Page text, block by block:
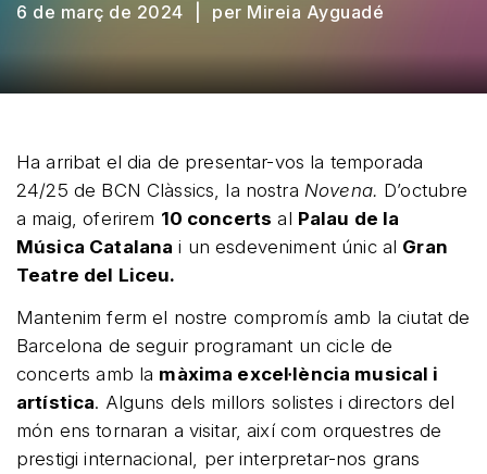
6 de març de 2024 per Mireia Ayguadé
Ha arribat el dia de presentar-vos la temporada
24/25 de BCN Clàssics, la nostra Novena. D’octubre
a maig, oferirem 10 concerts al Palau de la
Música Catalana i un esdeveniment únic al Gran
Teatre del Liceu.
Mantenim ferm el nostre compromís amb la ciutat de
Barcelona de seguir programant un cicle de
concerts amb la màxima excel·lència musical i
artística. Alguns dels millors solistes i directors del
món ens tornaran a visitar, així com orquestres de
prestigi internacional, per interpretar-nos grans